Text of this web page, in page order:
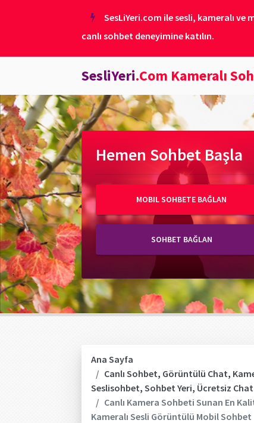
SesLiYeri.com ile sesli, kameralı
canlı sohbet deneyimine katılın.
SesliYeri.Com Kameralı
Hemen Sohbet Başla
MOBIL SOHBETE BAĞLAN
SOHBET BAĞLAN
Ana Sayfa
Canlı Sohbet, Görüntülü Chat,
Seslisohbet, Sohbet Yeri, Ücretsiz Chat
Canlı Kamera Sohbeti Sunan En
Kameralı Sesli Görüntülü Mobil Sohbet